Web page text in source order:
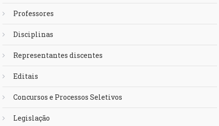
Professores
Disciplinas
Representantes discentes
Editais
Concursos e Processos Seletivos
Legislação